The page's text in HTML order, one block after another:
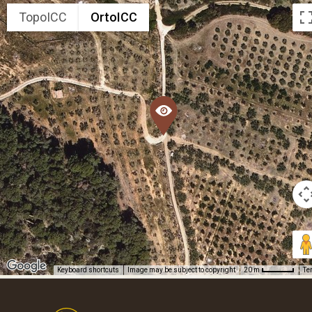
TopoICC OrtoICC
Keyboard shortcuts Image may be subject to copyright 20 m